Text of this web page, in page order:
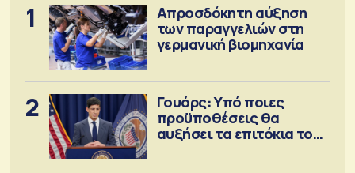
1
Απροσδόκητη αύξηση
των παραγγελιών στη
γερμανική βιομηχανία
2
Γουόρς: Υπό ποιες
προϋποθέσεις θα
αυξήσει τα επιτόκια τον